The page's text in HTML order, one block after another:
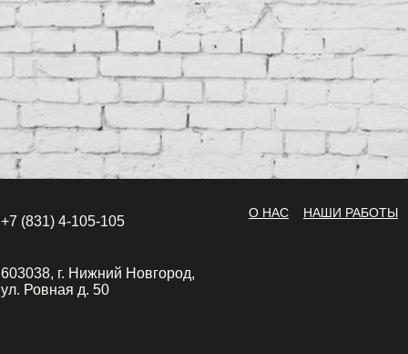
+7 (831) 4-105-105
603038, г. Нижний Новгород,
ул. Ровная д. 50
О НАС НАШИ РАБОТЫ